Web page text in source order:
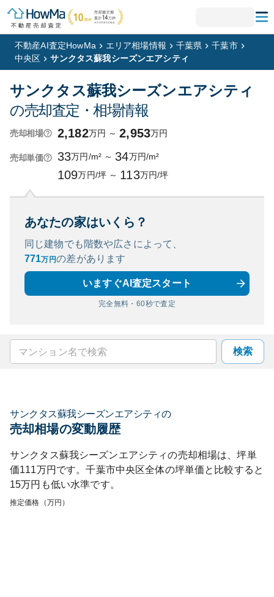
不動産AI査定HowMa エリア相場情報 千葉県
千葉市
中央区
サンクタス蘇我シーズンエアシティ
サンクタス蘇我シーズンエアシティ
の売却査定・相場情報
売却相場 2,182万円 ～ 2,953万円
売却単価 33万円/m² ～ 34万円/m²
109万円/坪 ～ 113万円/坪
あなたの家はいくら？
同じ建物でも階数や広さによって、
771万円の差があります
いますぐAI査定スタート
完全無料・60秒で査定
検索
サンクタス蘇我シーズンエアシティの
売却相場の変動履歴
サンクタス蘇我シーズンエアシティの売却相場は、坪単
価111万円です。千葉市中央区全体の坪単価と比較すると
15万円も低い水準です。
推定価格（万円）